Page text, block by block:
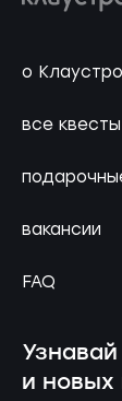
о
все квесты
вакансии
FAQ
и новых